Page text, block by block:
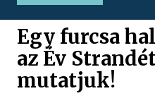
Egy furcsa
az Év
mutatjuk!